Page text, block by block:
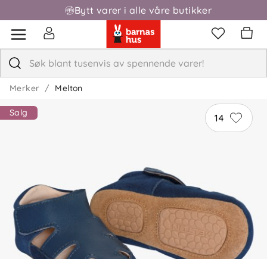
Bytt varer i alle våre butikker
Merker Melton
14
Salg